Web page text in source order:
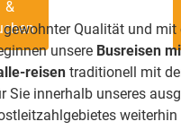
&
gewohnter Qualität und mit
unsere Busreisen
reisentraditionell mit
Sie innerhalb unseres